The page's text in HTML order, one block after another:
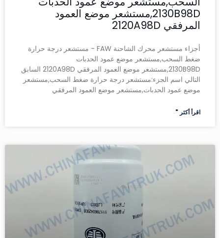
2130B98D,مستشعر موضع العمود
المرفقي 2120A98D
أجزاء مستشعر محرك الشاحنة FAW - مستشعر درجة حرارة
ضغط السحب,مستشعر موضع عمود الحدبات
2130B98D,مستشعر موضع العمود المرفقي 2120A98D السابق
التالي اسم الجزء:مستشعر درجة حرارة ضغط السحب,مستشعر
موضع عمود الحدبات,مستشعر موضع العمود المرفقي
اقرأ أكثر "